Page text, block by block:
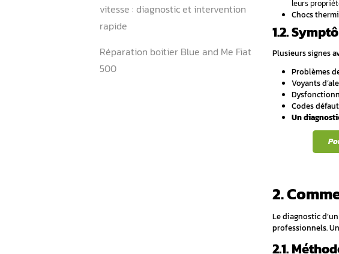
Peut-on changer un calculateur sans
reprogrammation ?
Comment un calculateur tombe-t-il en
Qui peut reprogrammer un calculateur
Un module de commande de
carrosserie (BCM) peut-il empêcher